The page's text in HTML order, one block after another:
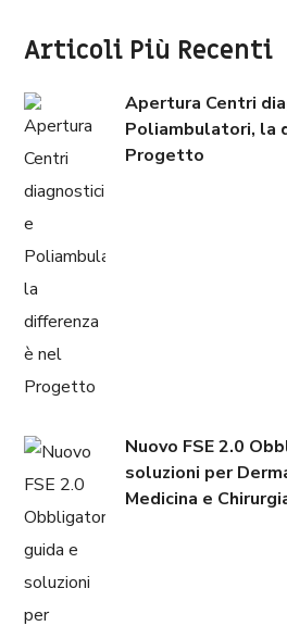
Articoli Più Recenti
Apertura Centri
Poliambulatori, la
Progetto
Nuovo FSE 2.0
soluzioni per
Medicina e